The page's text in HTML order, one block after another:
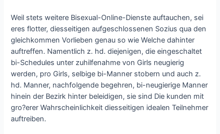
Weil stets weitere Bisexual-Online-Dienste auftauchen, sei
eres flotter, diesseitigen aufgeschlossenen Sozius qua den
gleichkommen Vorlieben genau so wie Welche dahinter
auftreffen. Namentlich z. hd. diejenigen, die eingeschaltet
bi-Schedules unter zuhilfenahme von Girls neugierig
werden, pro Girls, selbige bi-Manner stobern und auch z.
hd. Manner, nachfolgende begehren, bi-neugierige Manner
hinein der Bezirk hinter beleidigen, sie sind Die kunden mit
gro?erer Wahrscheinlichkeit diesseitigen idealen Teilnehmer
auftreiben.